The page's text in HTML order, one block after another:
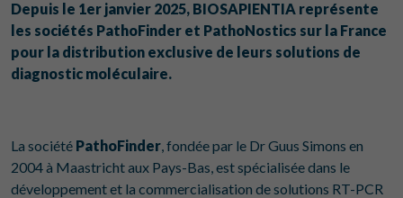
Depuis le 1er janvier 2025, BIOSAPIENTIA représente
les sociétés PathoFinder et PathoNostics sur la France
pour la distribution exclusive de leurs solutions de
diagnostic moléculaire.
La société PathoFinder, fondée par le Dr Guus Simons en
2004 à Maastricht aux Pays-Bas, est spécialisée dans le
développement et la commercialisation de solutions RT-PCR